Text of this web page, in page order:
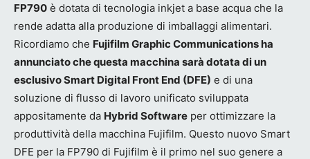
FP790 è dotata di tecnologia inkjet a base acqua che la
rende adatta alla produzione di imballaggi alimentari.
Ricordiamo che Fujifilm Graphic Communications ha
annunciato che questa macchina sarà dotata di un
esclusivo Smart Digital Front End (DFE) e di una
soluzione di flusso di lavoro unificato sviluppata
appositamente da Hybrid Software per ottimizzare la
produttività della macchina Fujifilm. Questo nuovo Smart
DFE per la FP790 di Fujifilm è il primo nel suo genere a